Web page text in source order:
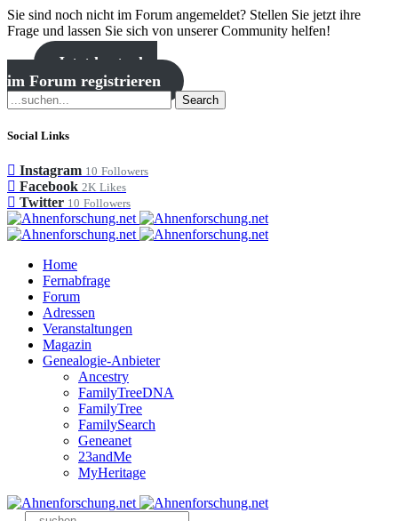
Sie sind noch nicht im Forum angemeldet? Stellen Sie jetzt ihre
Frage und lassen Sie sich von unserer Community helfen!
Jetzt kostenlos
im Forum registrieren
Search
Social Links
Instagram 10 Followers
Facebook 2K Likes
Twitter 10 Followers
Home
Fernabfrage
Forum
Adressen
Veranstaltungen
Magazin
Genealogie-Anbieter
Ancestry
FamilyTreeDNA
FamilyTree
FamilySearch
Geneanet
23andMe
MyHeritage